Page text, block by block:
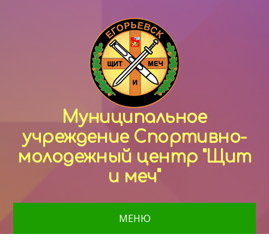
Муниципальное
учреждение Спортивно-
молодежный центр "Щит
и меч"
МЕНЮ